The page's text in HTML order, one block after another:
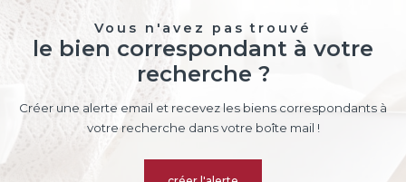
Vous n'avez pas trouvé
le bien correspondant à votre
recherche ?
Créer une alerte email et recevez les biens correspondants à
votre recherche dans votre boîte mail !